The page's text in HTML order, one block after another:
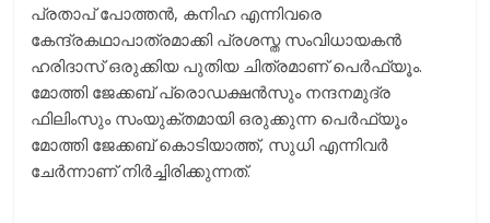
പ്രതാപ് പോത്തന്‍, കനിഹ എന്നിവരെ
കേന്ദ്രകഥാപാത്രമാക്കി പ്രശസ്ത സംവിധായകന്‍
ഹരിദാസ് ഒരുക്കിയ പുതിയ ചിത്രമാണ് പെര്‍ഫ്യൂം.
മോത്തി ജേക്കബ് പ്രൊഡക്ഷന്‍സും നന്ദനമുദ്ര
ഫിലിംസും സംയുക്തമായി ഒരുക്കുന്ന പെര്‍ഫ്യൂം
മോത്തി ജേക്കബ് കൊടിയാത്ത്, സുധി എന്നിവര്‍
ചേര്‍ന്നാണ് നിര്‍ച്ചിരിക്കുന്നത്.